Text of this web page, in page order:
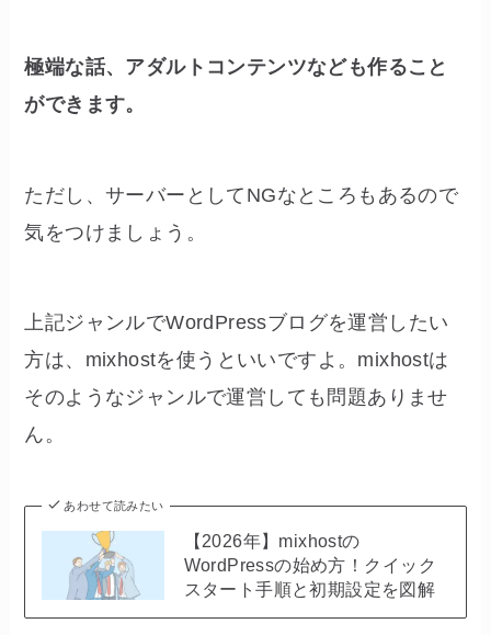
極端な話、アダルトコンテンツなども作ること
ができます。
ただし、サーバーとしてNGなところもあるので
気をつけましょう。
上記ジャンルでWordPressブログを運営したい
方は、mixhostを使うといいですよ。mixhostは
そのようなジャンルで運営しても問題ありませ
ん。
あわせて読みたい
【2026年】mixhostの
WordPressの始め方！クイック
スタート手順と初期設定を図解